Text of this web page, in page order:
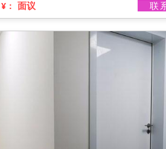
¥： 面议 联